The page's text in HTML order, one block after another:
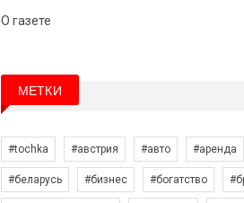
О газете
МЕТКИ
#tochka #австрия #авто #аренда
#беларусь #бизнес #богатство